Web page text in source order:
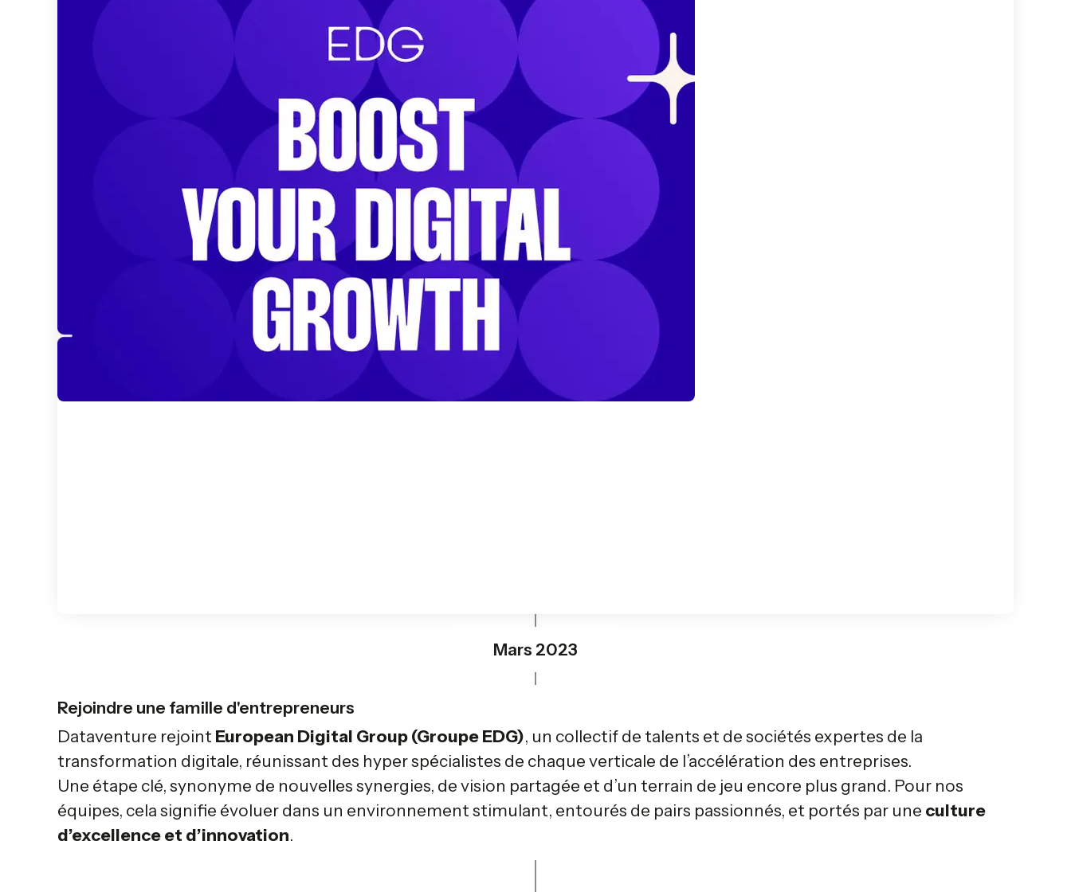
Mars 2023
Rejoindre une famille d'entrepreneurs
Dataventure rejoint European Digital Group (Groupe EDG), un collectif de talents et de sociétés expertes de la
transformation digitale, réunissant des hyper spécialistes de chaque verticale de l’accélération des entreprises.
Une étape clé, synonyme de nouvelles synergies, de vision partagée et d’un terrain de jeu encore plus grand. Pour nos
équipes, cela signifie évoluer dans un environnement stimulant, entourés de pairs passionnés, et portés par une culture
d’excellence et d’innovation.